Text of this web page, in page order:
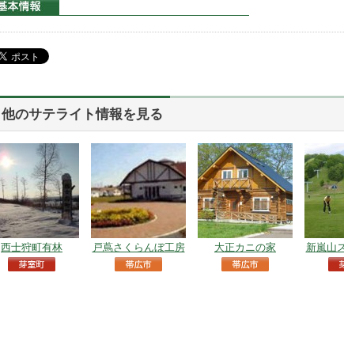
他のサテライト情報を見る
西士狩町有林 戸蔦さくらんぼ工房 大正カニの家 新嵐山